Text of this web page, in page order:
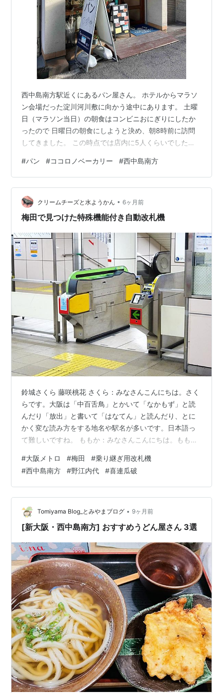
西中島南方駅近くにあるパン屋さん。 ホテルからマラソ
ン会場だった淀川河川敷に向かう途中にあります。 土曜
日（マラソン当日）の朝食はコンビニおにぎりにしたか
ったので 日曜日の朝食にしようと決め、朝8時前に訪問
してきました。 この時点では店内に5人くらいでした
てパンを買って朝食にできるのがいいですよね、早朝オ
ープンだと。 バゲットからスイーツ系まで幅広く、多数
の商品があります。 この中から購入したのは これ！ 本
日のピザ（スモークチキン インカの目覚め しめじ 明太
マヨ） 野菜のミートグラタン 煮たまごカレー ナビンさ
#パン #ココロノベーカリー #西中島南方
クリームチーズと水ようかん • 6ヶ月前
梅田で見つけた特殊機能付き自動改札機
鈴城さくら 藤咲桃花 さくら：みなさんこんにちは。さく
らです。大阪は「中百舌鳥」とかいて「なかもず」と読
んだり「放出」と書いて「はなてん」と読んだり、とに
かく変な読み方をする地名や駅名が多いです。日本語っ
て難しいですね。 ももか：みなさんこんにちは。ももか
鳥」と書いて「もず」と読むのは一般的な正しい読み方
ですね。漢字が３文字なのにひらがなは２文字というの
がめずらしいです。「似而非（えせ）」、「香具師（や
し）」なんかもそうですね。やっぱり日本語は難しいで
す。 さくら：それでは本題前の与太話に行ってみよー。
ネタ写真をどうぞ。 ももか：救急車が病院の前…
#大阪メトロ #梅田 #乗り継ぎ用改札機
#西中島南方 #野江内代 #喜連瓜破
Tomiyama Blog_とみやまブログ • 9ヶ月前
[新大阪・西中島南方] おすすめうどん屋さん 3選